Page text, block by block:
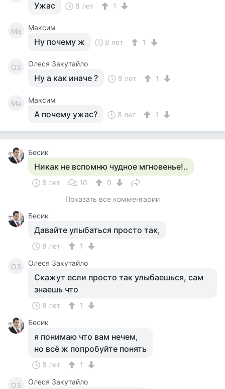
Ужас 8 лет 1
Ма Максим
Ну почему ж 8 лет 1
ОЗ Олеся Закутайло
Ну а как иначе ? 8 лет 1
Ма Максим
А почему ужас? 8 лет 1
Бесик
Никак не вспомню чудное мгновенье!..
8 лет 10
0
Показать все комментарии
Бесик
Давайте улыбаться просто так,
8 лет 1
ОЗ Олеся Закутайло
Скажут если просто так улыбаешься, сам
знаешь что
8 лет
1
Бесик
я понимаю что вам нечем,
но всё ж попробуйте понять
8 лет 1
ОЗ Олеся Закутайло